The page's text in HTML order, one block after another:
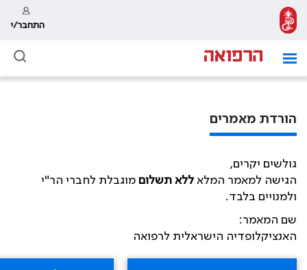
התחבר/י
הורדת מאמרים
גולשים יקרים,
הגישה למאמר המלא ללא תשלום מוגבלת לחברי הר"י
ולמנויים בלבד.
שם המאמר:
האנציקלופדיה הישראלית לרפואה